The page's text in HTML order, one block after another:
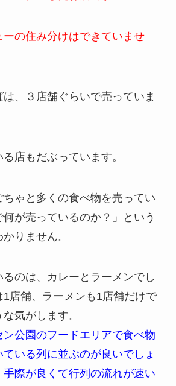
の住み分けはできていませ
、３店舗ぐらいで売っていま
店もだぶっています。
ゃと多くの食べ物を売ってい
が売っているのか？」という
りません。
のは、カレーとラーメンでし
1店舗、ラーメンも1店舗だけで
気がします。
公園のフードエリアで食べ物
いる列に並ぶのが良いでしょ
手際が良くて行列の流れが速い